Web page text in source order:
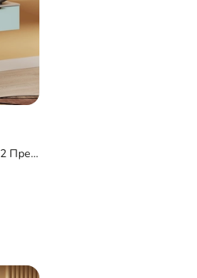
Подвесная тумба Салленс-2 Премиум